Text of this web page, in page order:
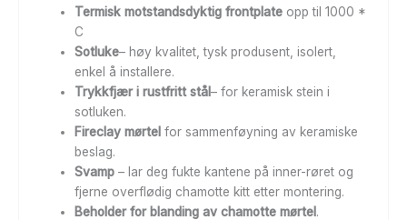
Termisk motstandsdyktig frontplate opp til 1000 *
C
Sotluke– høy kvalitet, tysk produsent, isolert,
enkel å installere.
Trykkfjær i rustfritt stål– for keramisk stein i
sotluken.
Fireclay mørtelfor sammenføyning av keramiske
beslag.
Svamp– lar deg fukte kantene på inner-røret og
fjerne overflødig chamotte kitt etter montering.
Beholder for blanding av chamotte mørtel.